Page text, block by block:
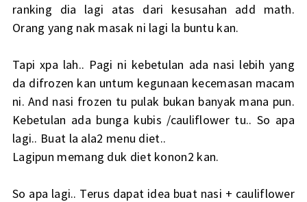
ranking dia lagi atas dari kesusahan add math.
Orang yang nak masak ni lagi la buntu kan.
Tapi xpa lah.. Pagi ni kebetulan ada nasi lebih yang
da difrozen kan untum kegunaan kecemasan macam
ni. And nasi frozen tu pulak bukan banyak mana pun.
Kebetulan ada bunga kubis /cauliflower tu.. So apa
lagi.. Buat la ala2 menu diet..
Lagipun memang duk diet konon2 kan.
So apa lagi.. Terus dapat idea buat nasi + cauliflower